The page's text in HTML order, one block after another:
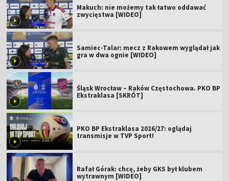
Makuch: nie możemy tak łatwo oddawać
zwycięstwa [WIDEO]
Samiec-Talar: mecz z Rakowem wyglądał jak
gra w dwa ognie [WIDEO]
Śląsk Wrocław – Raków Częstochowa. PKO BP
Ekstraklasa [SKRÓT]
PKO BP Ekstraklasa 2026/27: oglądaj
transmisje w TVP Sport!
Rafał Górak: chcę, żeby GKS był klubem
wytrawnym [WIDEO]